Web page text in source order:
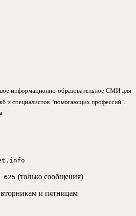
информационно-образовательное СМИ для
и специалистов "помогающих профессий".
625 (только сообщения)
и пятницам